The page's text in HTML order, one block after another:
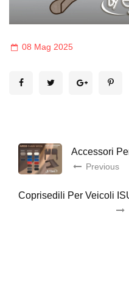
08 Mag 2025
Accessori
Previous
Coprisedili Per Veicoli